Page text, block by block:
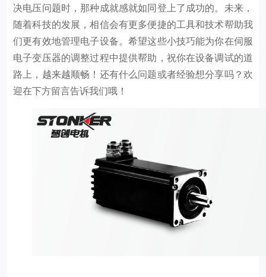
决电压问题时，那种成就感就如同登上了成功的。未来，
随着科技的发展，相信会有更多便捷的工具和技术帮助我
们更有效地管理电子设备。希望这些小技巧能为你在伺服
电子变压器的调整过程中提供帮助，祝你在设备调试的道
路上，越来越顺畅！还有什么问题或者经验想分享吗？欢
迎在下方留言告诉我们哦！